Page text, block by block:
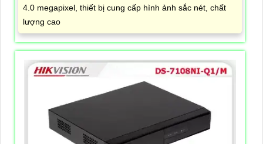
4.0 megapixel, thiết bị cung cấp hình ảnh sắc nét, chất
lượng cao